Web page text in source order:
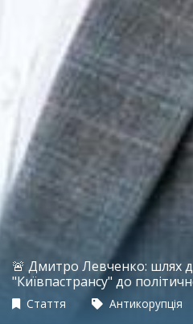
🚨 Дмитро Левченко: шлях
"Київпастрансу" до
Стаття Антикорупція